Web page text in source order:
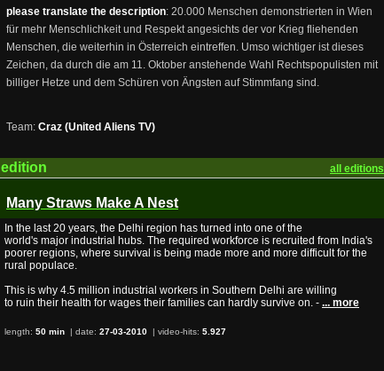
please translate the description: 20.000 Menschen demonstrierten in Wien
für mehr Menschlichkeit und Respekt angesichts der vor Krieg fliehenden
Menschen, die weiterhin in Österreich eintreffen. Umso wichtiger ist dieses
Zeichen, da durch die am 11. Oktober anstehende Wahl Rechtspopulisten mit
billiger Hetze und dem Schüren von Ängsten auf Stimmfang sind.
Team: Craz (United Aliens TV)
edition all editions
Many Straws Make A Nest
In the last 20 years, the Delhi region has turned into one of the
world's major industrial hubs. The required workforce is recruited from India's
poorer regions, where survival is being made more and more difficult for the
rural populace.
This is why 4.5 million industrial workers in Southern Delhi are willing
to ruin their health for wages their families can hardly survive on. - ... more
length: 50 min | date: 27-03-2010 | video-hits: 5.927